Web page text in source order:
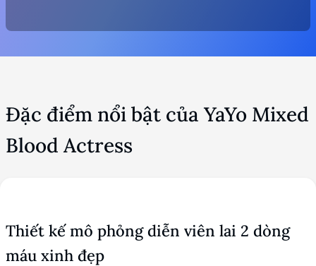
Đặc điểm nổi bật của YaYo Mixed
Blood Actress
Thiết kế mô phỏng diễn viên lai 2 dòng
máu xinh đẹp